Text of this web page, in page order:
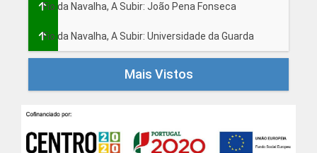
Fio da Navalha, A Subir: João Pena Fonseca
Fio da Navalha, A Subir: Universidade da Guarda
Mais Vistos